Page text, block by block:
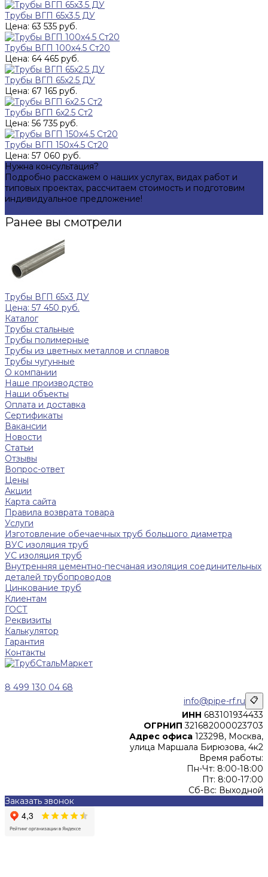
Трубы ВГП 65х3.5 ДУ
Цена: 63 535 руб.
Трубы ВГП 100x4.5 Ст20
Цена: 64 465 руб.
Трубы ВГП 65х2.5 ДУ
Цена: 67 165 руб.
Трубы ВГП 6x2.5 Ст2
Цена: 56 735 руб.
Трубы ВГП 150x4.5 Ст20
Цена: 57 060 руб.
Нужна консультация?
Подробно расскажем о наших услугах, видах работ и
типовых проектах, рассчитаем стоимость и подготовим
индивидуальное предложение!
Ранее вы смотрели
Трубы ВГП 65х3 ДУ
Цена: 57 450 руб.
Каталог
Трубы стальные
Трубы полимерные
Трубы из цветных металлов и сплавов
Трубы чугунные
О компании
Наше производство
Наши объекты
Оплата и доставка
Сертификаты
Вакансии
Новости
Статьи
Отзывы
Вопрос-ответ
Цены
Акции
Карта сайта
Правила возврата товара
Услуги
Изготовление обечаечных труб большого диаметра
ВУС изоляция труб
УС изоляция труб
Внутренняя цементно-песчаная изоляция соединительных
деталей трубопроводов
Цинкование труб
Клиентам
ГОСТ
Реквизиты
Калькулятор
Гарантия
Контакты
8 499 130 04 68
info@pipe-rf.ru 📋
ИНН 683101934433
ОГРНИП 321682000023703
Адрес офиса 123298, Москва,
улица Маршала Бирюзова, 4к2
Время работы:
Пн-Чт: 8:00-18:00
Пт: 8:00-17:00
Сб-Вс: Выходной
Заказать звонок